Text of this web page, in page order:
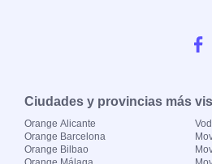
Ciudades y provincias más
Orange Alicante
Orange Barcelona
Orange Bilbao